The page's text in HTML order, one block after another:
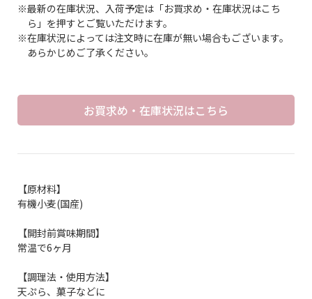
※最新の在庫状況、入荷予定は「お買求め・在庫状況はこち
ら」を押すとご覧いただけます。
※在庫状況によっては注文時に在庫が無い場合もございます。
あらかじめご了承ください。
お買求め・在庫状況はこちら
【原材料】
有機小麦(国産)
【開封前賞味期間】
常温で6ヶ月
【調理法・使用方法】
天ぷら、菓子などに